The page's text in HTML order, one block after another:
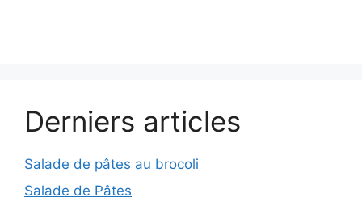
Derniers articles
Salade de pâtes au brocoli
Salade de Pâtes